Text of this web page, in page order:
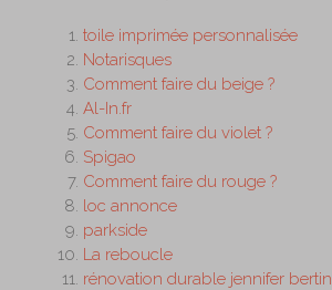
toile imprimée personnalisée
Notarisques
Comment faire du beige ?
Al-In.fr
Comment faire du violet ?
Spigao
Comment faire du rouge ?
loc annonce
parkside
La reboucle
rénovation durable jennifer bertin